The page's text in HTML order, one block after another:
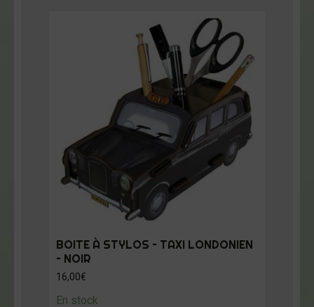
BOITE À STYLOS – TAXI LONDONIEN
– NOIR
16,00€
En stock